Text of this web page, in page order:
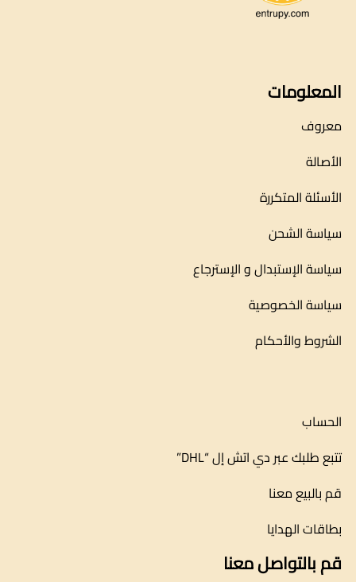
المعلومات
معروف
الأصالة
الأسئلة المتكررة
سياسة الشحن
سياسة الإستبدال و الإسترجاع
سياسة الخصوصية
الشروط والأحكام
الحساب
تتبع طلبك عبر دي اتش إل “DHL”
قم بالبيع معنا
بطاقات الهدايا
قم بالتواصل معنا